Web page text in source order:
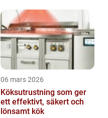
06 mars 2026
Köksutrustning som ger
ett effektivt, säkert och
lönsamt kök